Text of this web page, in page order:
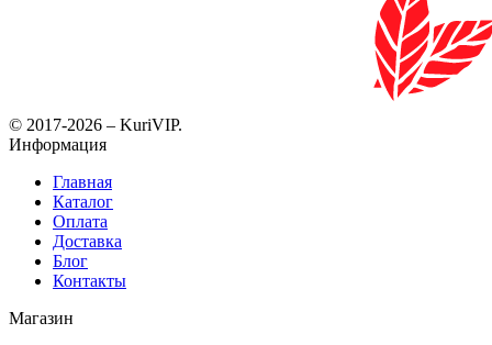
© 2017-2026 – KuriVIP.
Информация
Главная
Каталог
Оплата
Доставка
Блог
Контакты
Магазин